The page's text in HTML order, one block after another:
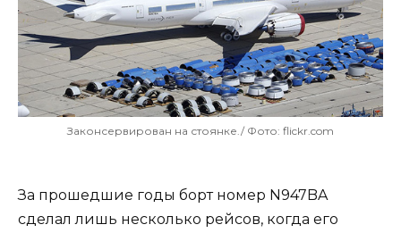
Законсервирован на стоянке./ Фото: flickr.com
За прошедшие годы борт номер N947BA
сделал лишь несколько рейсов, когда его